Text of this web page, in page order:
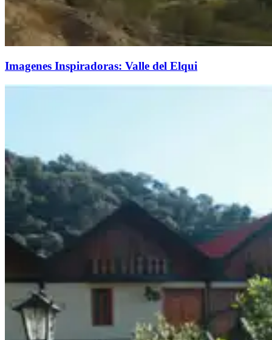
Imagenes Inspiradoras: Valle del Elqui